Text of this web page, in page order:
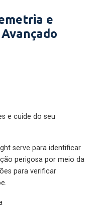
e
e cuide do seu
serve para identificar
perigosa por meio da
para verificar